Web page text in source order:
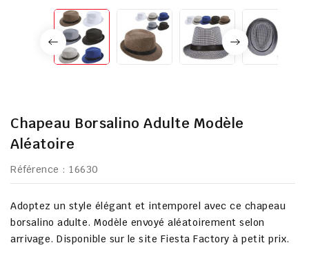
Chapeau Borsalino Adulte Modèle
Aléatoire
Référence : 16630
Adoptez un style élégant et intemporel avec ce chapeau
borsalino adulte. Modèle envoyé aléatoirement selon
arrivage. Disponible sur le site Fiesta Factory à petit prix.